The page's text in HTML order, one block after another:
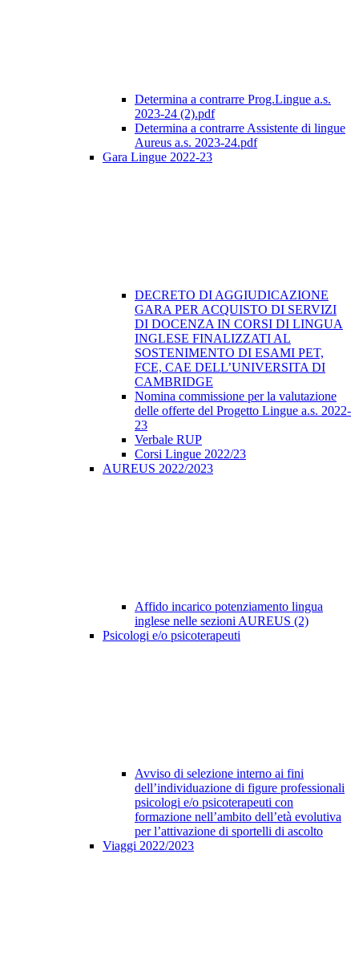
Determina a contrarre Prog.Lingue a.s.
2023-24 (2).pdf
Determina a contrarre Assistente di lingue
Aureus a.s. 2023-24.pdf
Gara Lingue 2022-23
DECRETO DI AGGIUDICAZIONE
GARA PER ACQUISTO DI SERVIZI
DI DOCENZA IN CORSI DI LINGUA
INGLESE FINALIZZATI AL
SOSTENIMENTO DI ESAMI PET,
FCE, CAE DELL’UNIVERSITA DI
CAMBRIDGE
Nomina commissione per la valutazione
delle offerte del Progetto Lingue a.s. 2022-
23
Verbale RUP
Corsi Lingue 2022/23
AUREUS 2022/2023
Affido incarico potenziamento lingua
inglese nelle sezioni AUREUS (2)
Psicologi e/o psicoterapeuti
Avviso di selezione interno ai fini
dell’individuazione di figure professionali
psicologi e/o psicoterapeuti con
formazione nell’ambito dell’età evolutiva
per l’attivazione di sportelli di ascolto
Viaggi 2022/2023